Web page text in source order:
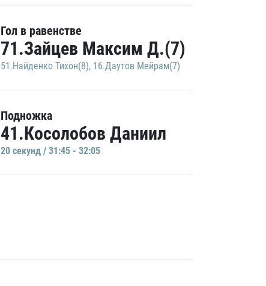
Гол в равенстве
71.Зайцев Максим Д.(7)
51.Найденко Тихон(8), 16.Даутов Мейрам(7)
Подножка
41.Косолобов Даниил
20 секунд / 31:45 - 32:05